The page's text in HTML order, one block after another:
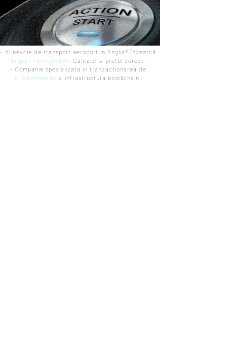
- Ai nevoie de transport aeroport in Anglia? Încearcă
Airport Taxi London . Calitate la prețul corect.
- Companie specializata in tranzactionarea de
Criptomonede si infrastructura blockchain.